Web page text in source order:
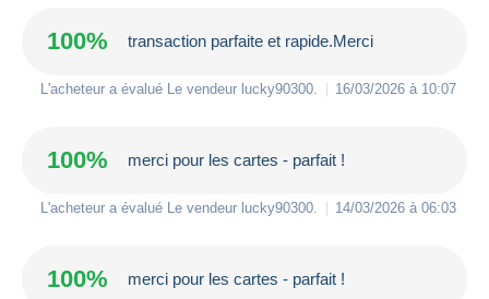
100% transaction parfaite et rapide.Merci
L'acheteur a évalué Le vendeur lucky90300 16/03/2026 à 10:07
100% merci pour les cartes - parfait !
L'acheteur a évalué Le vendeur lucky90300 14/03/2026 à 06:03
100% merci pour les cartes - parfait !